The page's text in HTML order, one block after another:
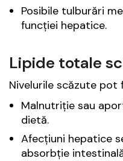
Posibile tulburări
funcției hepatice.
Lipide totale
Nivelurile scăzute pot
Malnutriție sau
dietă.
Afecțiuni hepatice
absorbție